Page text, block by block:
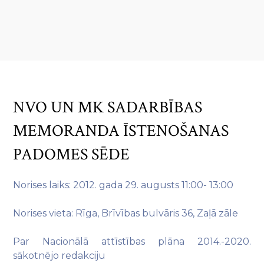
NVO UN MK SADARBĪBAS
MEMORANDA ĪSTENOŠANAS
PADOMES SĒDE
Norises laiks: 2012. gada 29. augusts 11:00- 13:00
Norises vieta: Rīga, Brīvības bulvāris 36, Zaļā zāle
Par Nacionālā attīstības plāna 2014.-2020.
sākotnējo redakciju